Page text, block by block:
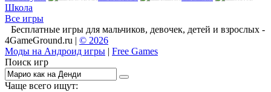
Школа
Все игры
Бесплатные игры для мальчиков, девочек, детей и взрослых -
4GameGround.ru | © 2026
Моды на Андроид игры | Free Games
Поиск игр
Чаще всего ищут: